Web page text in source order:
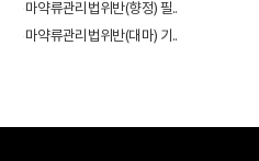
마약류관리법위반(향정) 필..
마약류관리법위반(대마) 기..